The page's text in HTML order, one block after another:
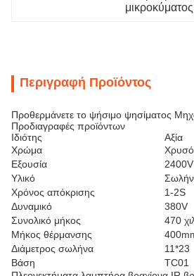
Περιγραφή Προϊόντος
Προθερμάνετε το ψήσιμο ψησίματος
Προδιαγραφές προϊόντων
Ιδιότης
Αξία
Χρώμα
Εξουσία
2400V
Υλικό
Χρόνος απόκρισης
1-2S
Δυναμικό
380V
Συνολικό μήκος
470
Μήκος θέρμανσης
Διάμετρος σωλήνα
11*23
Βάση
TC01